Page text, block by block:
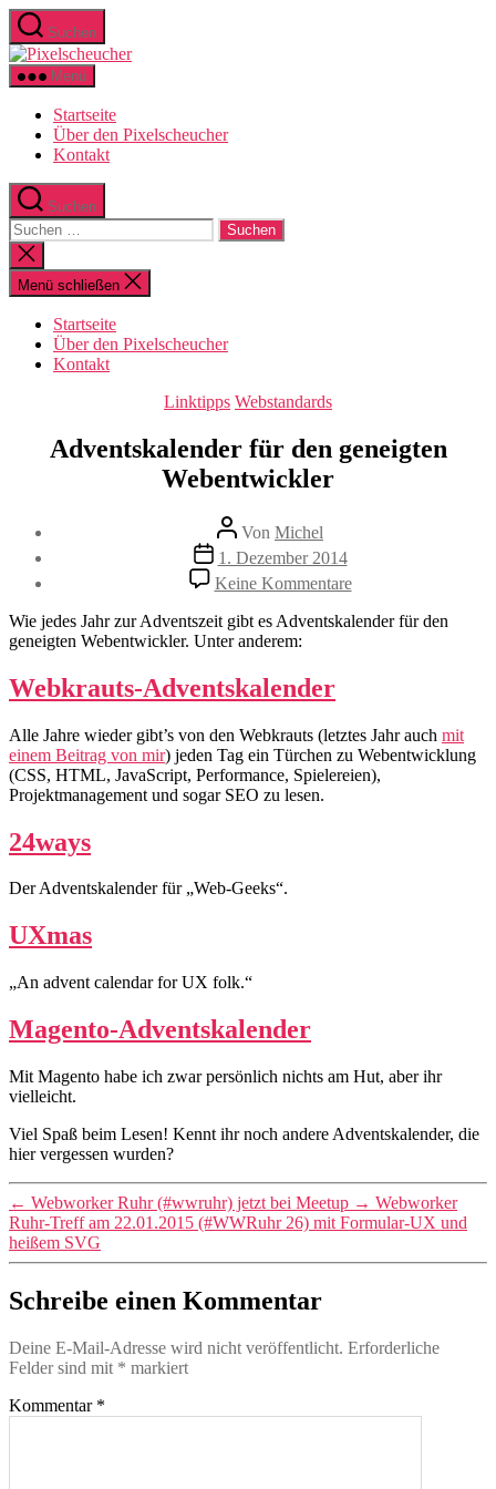
Zum
Inhalt
springen
Suchen
Pixelscheucher
Menü
Startseite
Über den Pixelscheucher
Kontakt
Suchen
Suchen
nach:
Suche
schließen
Menü schließen
Startseite
Über den Pixelscheucher
Kontakt
Kategorien
Linktipps Webstandards
Adventskalender für den geneigten
Webentwickler
Beitragsautor
Von Michel
Veröffentlichungsdatum
1. Dezember 2014
Keine Kommentarezu
Adventskalender
für
Wie jedes Jahr zur Adventszeit gibt es Adventskalender für den
geneigten Webentwickler. Unter anderem:
Webkrauts-Adventskalender
Alle Jahre wieder gibt’s von den Webkrauts (letztes Jahr auch mit
einem Beitrag von mir) jeden Tag ein Türchen zu Webentwicklung
(CSS, HTML, JavaScript, Performance, Spielereien),
Projektmanagement und sogar SEO zu lesen.
24ways
Der Adventskalender für „Web-Geeks“.
UXmas
„An advent calendar for UX folk.“
Magento-Adventskalender
Mit Magento habe ich zwar persönlich nichts am Hut, aber ihr
vielleicht.
Viel Spaß beim Lesen! Kennt ihr noch andere Adventskalender, die
hier vergessen wurden?
← Webworker Ruhr (#wwruhr) jetzt bei Meetup → Webworker
Ruhr-Treff am 22.01.2015 (#WWRuhr 26) mit Formular-UX und
heißem SVG
Schreibe einen Kommentar
Deine E-Mail-Adresse wird nicht veröffentlicht. Erforderliche
Felder sind mit * markiert
Kommentar *